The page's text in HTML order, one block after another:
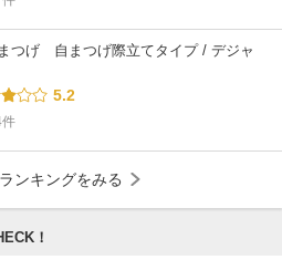
つげ 自まつげ際立てタイプ / デジャ
5.2
ンキングをみる
！